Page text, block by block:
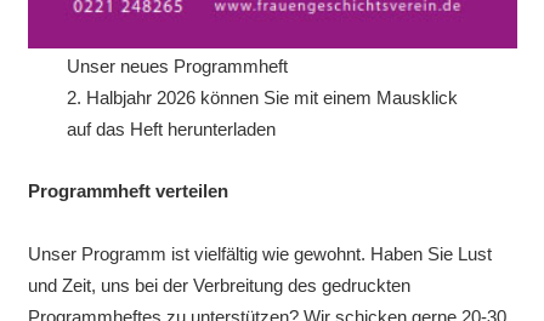
Unser neues Programmheft
2. Halbjahr 2026 können Sie mit einem Mausklick
auf das Heft herunterladen
Programmheft verteilen
Unser Programm ist vielfältig wie gewohnt. Haben Sie Lust
und Zeit, uns bei der Verbreitung des gedruckten
Programmheftes zu unterstützen? Wir schicken gerne 20-30